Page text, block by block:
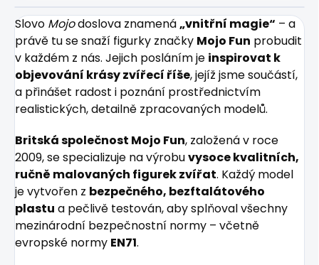
Slovo Mojodoslova znamená„vnitřní magie“ – a
právě tu se snaží figurky značky Mojo Fun probudit
v každém z nás. Jejich posláním je inspirovat k
objevování krásy zvířecí říše, jejíž jsme součástí,
a přinášet radost i poznání prostřednictvím
realistických, detailně zpracovaných modelů.
Britská společnost Mojo Fun, založená v roce
2009, se specializuje na výrobuvysoce kvalitních,
ručně malovaných figurek zvířat. Každý model
je vytvořen z bezpečného, bezftalátového
plastu a pečlivě testován, aby splňoval všechny
mezinárodní bezpečnostní normy – včetně
evropské normy EN71.